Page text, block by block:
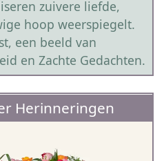
zuivere liefde,
hoop weerspiegelt.
een beeld van
en Zachte Gedachten.
Herinneringen